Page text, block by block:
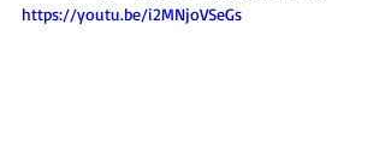
https://youtu.be/i2MNjoVSeGs